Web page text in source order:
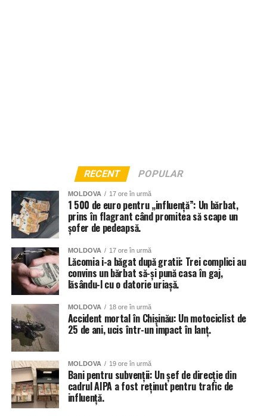
RECENT POPULAR
MOLDOVA 17 ore în urmă
1 500 de euro pentru „influență”: Un bărbat,
prins în flagrant când promitea să scape un
șofer de pedeapsă.
MOLDOVA 17 ore în urmă
Lăcomia i-a băgat după gratii: Trei complici au
convins un bărbat să-și pună casa în gaj,
lăsându-l cu o datorie uriașă.
MOLDOVA 18 ore în urmă
Accident mortal în Chișinău: Un motociclist de
25 de ani, ucis într-un impact în lanț.
MOLDOVA 19 ore în urmă
Bani pentru subvenții: Un șef de direcție din
cadrul AIPA a fost reținut pentru trafic de
influență.